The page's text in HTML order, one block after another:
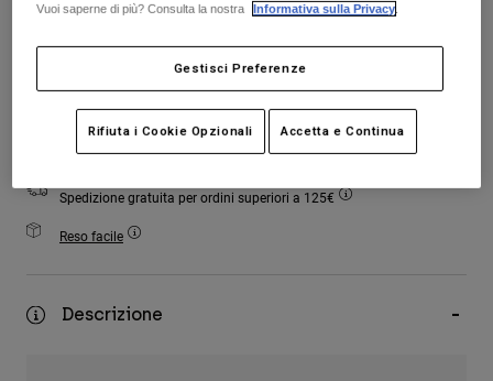
Accessori
Cappelli e Berretti
Aggiungi al carrello
Spedizione gratuita per ordini superiori a 125€
Reso facile
Descrizione
Vuoi saperne di più? Consulta la nostra
Informativa sulla Privacy
Gestisci Preferenze
Rifiuta i Cookie Opzionali Accetta e Continua